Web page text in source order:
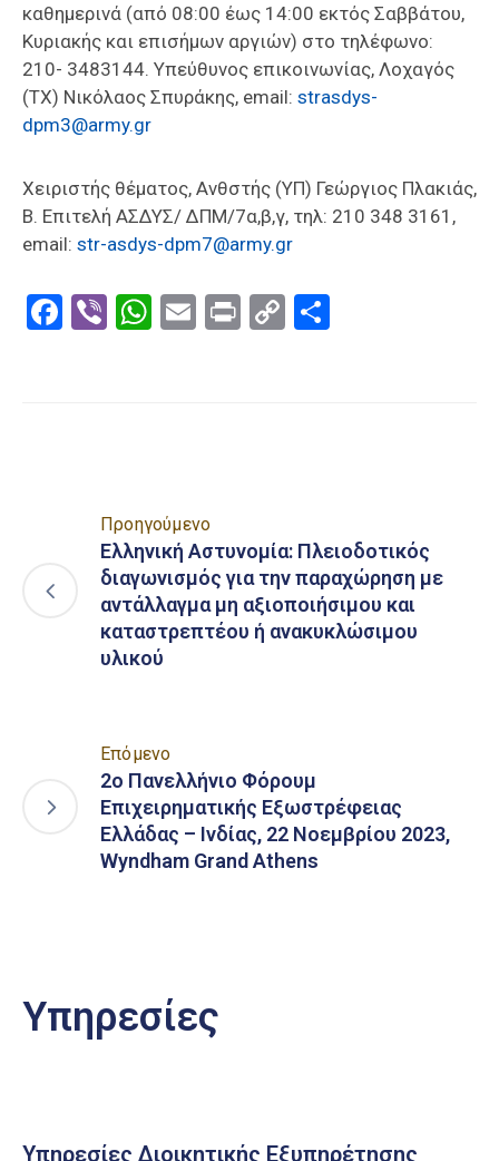
καθημερινά (από 08:00 έως 14:00 εκτός Σαββάτου,
Κυριακής και επισήμων αργιών) στο τηλέφωνο:
210- 3483144. Υπεύθυνος επικοινωνίας, Λοχαγός
(ΤΧ) Νικόλαος Σπυράκης, email: strasdys-
dpm3@army.gr
Χειριστής θέματος, Ανθστής (ΥΠ) Γεώργιος Πλακιάς,
Β. Επιτελή ΑΣΔΥΣ/ ΔΠΜ/7α,β,γ, τηλ: 210 348 3161,
email: str-asdys-dpm7@army.gr
Facebook
ViberWhatsApp
EmailPrintCopy
Προηγούμενο
Ελληνική Αστυνομία: Πλειοδοτικός
διαγωνισμός για την παραχώρηση με
αντάλλαγμα μη αξιοποιήσιμου και
καταστρεπτέου ή ανακυκλώσιμου
υλικού
Επόμενο
2ο Πανελλήνιο Φόρουμ
Επιχειρηματικής Εξωστρέφειας
Ελλάδας – Ινδίας, 22 Νοεμβρίου 2023,
Wyndham Grand Athens
Υπηρεσίες
Υπηρεσίες Διοικητικής Εξυπηρέτησης